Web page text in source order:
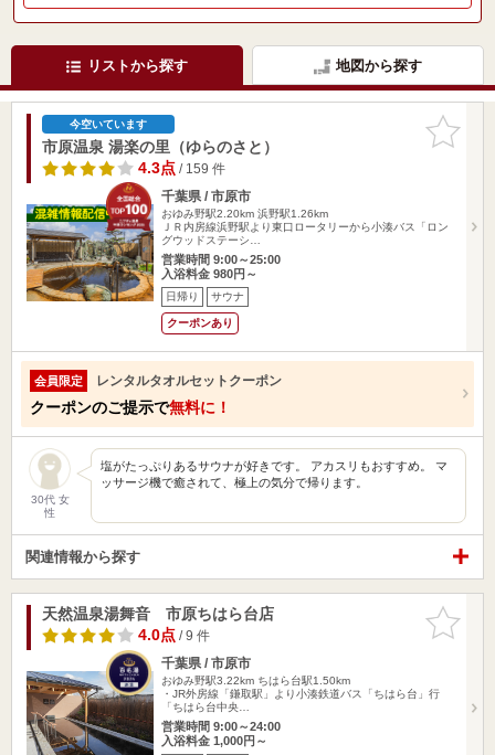
リストから探す 地図から探す
お気に入
りに追加
今空いています
市原温泉 湯楽の里（ゆらのさと）
4.3点/ 159 件
千葉県 / 市原市
おゆみ野駅2.20km 浜野駅1.26km
ＪＲ内房線浜野駅より東口ロータリーから小湊バス「ロン
グウッドステーシ…
営業時間 9:00～25:00
入浴料金 980円～
日帰り サウナ
クーポンあり
会員限定 レンタルタオルセットクーポン
クーポンのご提示で無料に！
30代 女
性
塩がたっぷりあるサウナが好きです。 アカスリもおすすめ。 マ
ッサージ機で癒されて、極上の気分で帰ります。
関連情報から探す
お気に入
りに追加
天然温泉湯舞音 市原ちはら台店
4.0点/ 9 件
千葉県 / 市原市
おゆみ野駅3.22km ちはら台駅1.50km
・JR外房線「鎌取駅」より小湊鉄道バス「ちはら台」行
「ちはら台中央…
営業時間 9:00～24:00
入浴料金 1,000円～